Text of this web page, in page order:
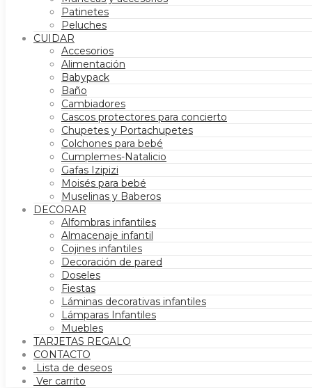
Patinetes
Peluches
CUIDAR
Accesorios
Alimentación
Babypack
Baño
Cambiadores
Cascos protectores para concierto
Chupetes y Portachupetes
Colchones para bebé
Cumplemes-Natalicio
Gafas Izipizi
Moisés para bebé
Muselinas y Baberos
DECORAR
Alfombras infantiles
Almacenaje infantil
Cojines infantiles
Decoración de pared
Doseles
Fiestas
Láminas decorativas infantiles
Lámparas Infantiles
Muebles
TARJETAS REGALO
CONTACTO
Lista de deseos
Ver carrito